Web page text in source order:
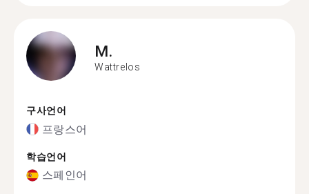
M.
Wattrelos
구사언어
프랑스어
학습언어
스페인어